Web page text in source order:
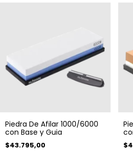
Piedra De Afilar 1000/6000
con Base y Guia
$43.795,00